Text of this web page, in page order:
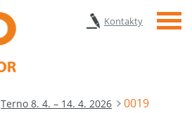
Kontakty Menu
Terno 8. 4. – 14. 4. 2026 0019